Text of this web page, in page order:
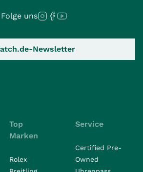
Folge uns
Newsletter
Top
Marken
Rolex
Service
Certified Pre-
Owned